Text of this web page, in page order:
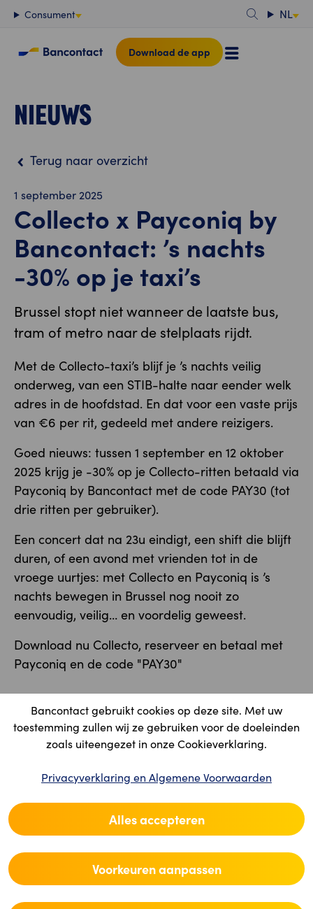
Bancontact gebruikt cookies op deze site. Met uw
toestemming zullen wij ze gebruiken voor de doeleinden
zoals uiteengezet in onze Cookieverklaring.
Privacyverklaring en Algemene Voorwaarden
Alles accepteren
Voorkeuren aanpassen
Content
Consument NL
Download de app
NIEUWS
Collecto x Payconiq by
Bancontact: ’s nachts
-30% op je taxi’s
1 september 2025
Brussel stopt niet wanneer de laatste bus,
tram of metro naar de stelplaats rijdt.
Met de Collecto-taxi’s blijf je ’s nachts veilig
onderweg, van een STIB-halte naar eender welk
adres in de hoofdstad. En dat voor een vaste prijs
van €6 per rit, gedeeld met andere reizigers.
Goed nieuws: tussen 1 september en 12 oktober
2025 krijg je -30% op je Collecto-ritten betaald via
Payconiq by Bancontact met de code PAY30 (tot
drie ritten per gebruiker).
Een concert dat na 23u eindigt, een shift die blijft
duren, of een avond met vrienden tot in de
vroege uurtjes: met Collecto en Payconiq is ’s
nachts bewegen in Brussel nog nooit zo
eenvoudig, veilig… en voordelig geweest.
Download nu Collecto, reserveer en betaal met
Payconiq en de code "PAY30"
Download Collecto
Terug naar overzicht